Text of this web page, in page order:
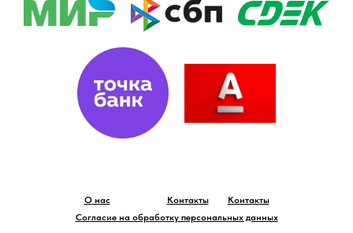
О нас Контакты
Контакты
Согласие на обработку персональных данных